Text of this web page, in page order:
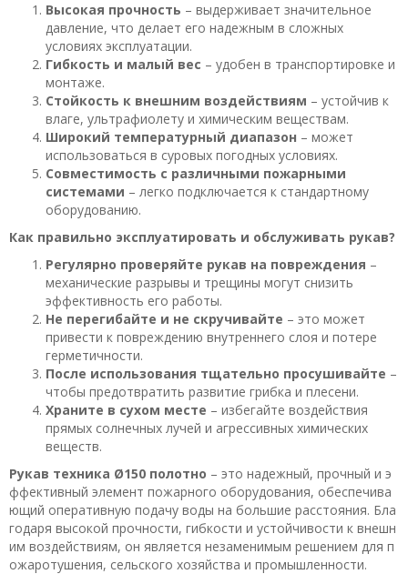
Высокая прочность – выдерживает значительное
давление, что делает его надежным в сложных
условиях эксплуатации.
Гибкость и малый вес – удобен в транспортировке и
монтаже.
Стойкость к внешним воздействиям – устойчив к
влаге, ультрафиолету и химическим веществам.
Широкий температурный диапазон – может
использоваться в суровых погодных условиях.
Совместимость с различными пожарными
системами – легко подключается к стандартному
оборудованию.
Как правильно эксплуатировать и обслуживать рукав?
Регулярно проверяйте рукав на повреждения –
механические разрывы и трещины могут снизить
эффективность его работы.
Не перегибайте и не скручивайте – это может
привести к повреждению внутреннего слоя и потере
герметичности.
После использования тщательно просушивайте –
чтобы предотвратить развитие грибка и плесени.
Храните в сухом месте – избегайте воздействия
прямых солнечных лучей и агрессивных химических
веществ.
Рукав техника Ø150 полотно – это надежный, прочный и э
ффективный элемент пожарного оборудования, обеспечива
ющий оперативную подачу воды на большие расстояния. Бла
годаря высокой прочности, гибкости и устойчивости к внешн
им воздействиям, он является незаменимым решением для п
ожаротушения, сельского хозяйства и промышленности.